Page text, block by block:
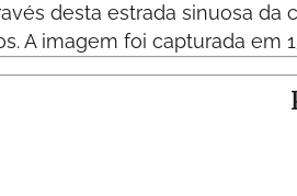
desta estrada sinuosa da
A imagem foi capturada em